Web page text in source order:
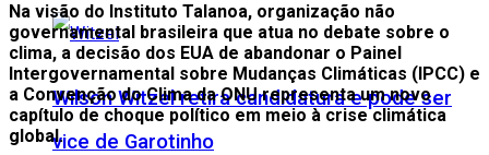
Wilson Witzel retira candidatura e pode ser
vice de Garotinho
Na visão do Instituto Talanoa, organização não
governamental brasileira que atua no debate sobre o
clima, a decisão dos EUA de abandonar o Painel
Intergovernamental sobre Mudanças Climáticas (IPCC) e
a Convenção do Clima da ONU representa um novo
capítulo de choque político em meio à crise climática
global.